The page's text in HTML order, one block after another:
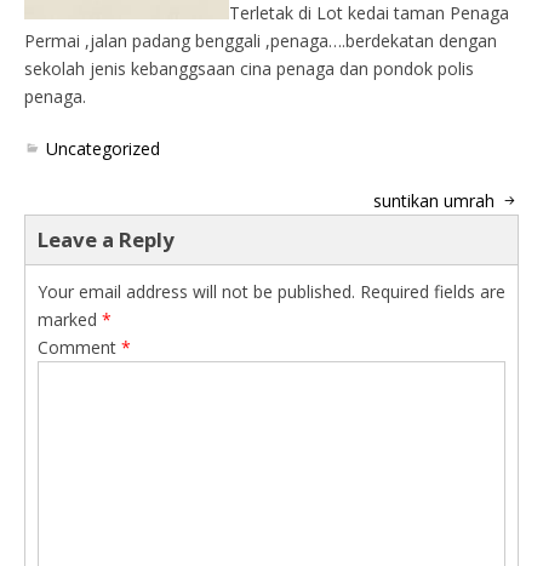
Terletak di Lot kedai taman Penaga
Permai ,jalan padang benggali ,penaga….berdekatan dengan
sekolah jenis kebanggsaan cina penaga dan pondok polis
penaga.
Uncategorized
suntikan umrah
Leave a Reply
Your email address will not be published. Required fields are
marked *
Comment *